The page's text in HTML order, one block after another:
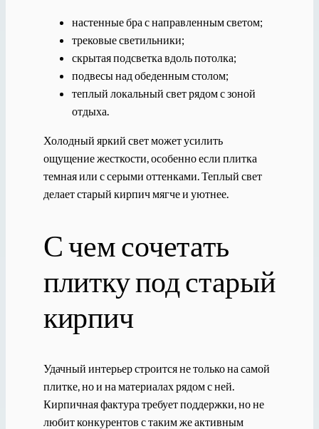
настенные бра с направленным светом;
трековые светильники;
скрытая подсветка вдоль потолка;
подвесы над обеденным столом;
теплый локальный свет рядом с зоной
отдыха.
Холодный яркий свет может усилить
ощущение жесткости, особенно если плитка
темная или с серыми оттенками. Теплый свет
делает старый кирпич мягче и уютнее.
С чем сочетать
плитку под старый
кирпич
Удачный интерьер строится не только на самой
плитке, но и на материалах рядом с ней.
Кирпичная фактура требует поддержки, но не
любит конкурентов с таким же активным